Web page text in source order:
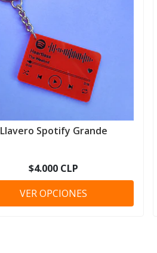
Llavero Spotify Grande
$4.000 CLP
VER OPCIONES